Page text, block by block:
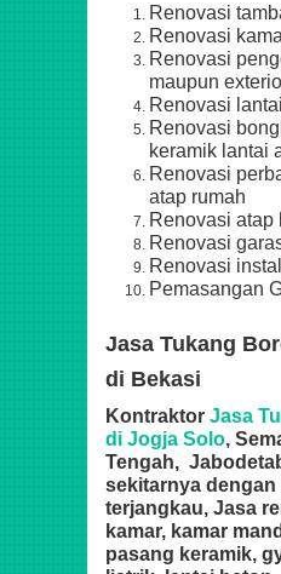
Renovasi
Renovasi
Renovasi
maupun
Renovasi
Renovasi
keramik lantai
Renovasi
atap rumah
Renovasi atap
Renovasi
Renovasi
Pemasangan
Jasa Tukang
di Bekasi
Kontraktor Jasa
di Jogja Solo,
Tengah,
sekitarnya dengan
terjangkau, Jasa
kamar, kamar
pasang keramik,